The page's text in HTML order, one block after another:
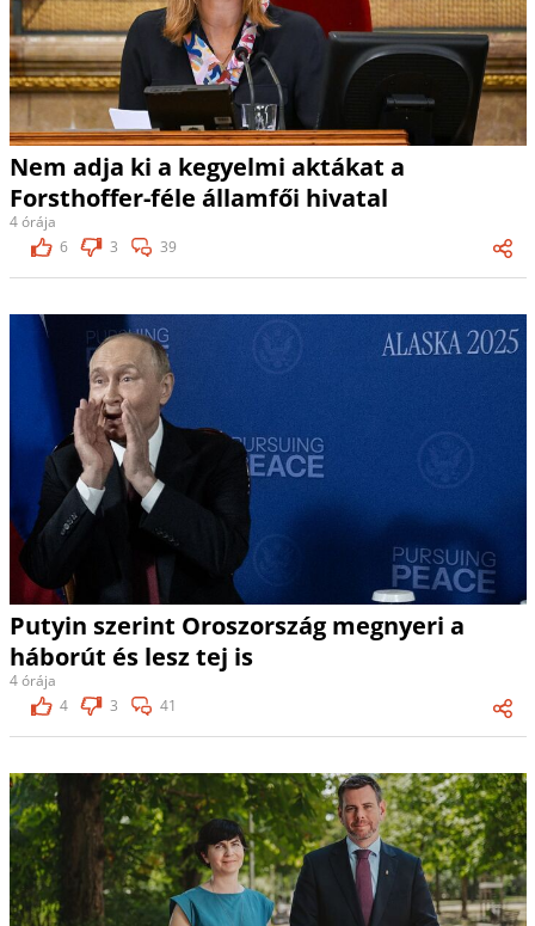
Nem adja ki a kegyelmi aktákat a
Forsthoffer-féle államfői hivatal
4 órája
6
3 39
Putyin szerint Oroszország megnyeri a
háborút és lesz tej is
4 órája
4
3 41